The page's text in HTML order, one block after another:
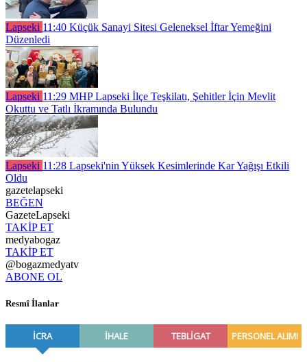
Lapseki 11:40 Küçük Sanayi Sitesi Geleneksel İftar Yemeğini
Düzenledi
Lapseki 11:29 MHP Lapseki İlçe Teşkilatı, Şehitler İçin Mevlit
Okuttu ve Tatlı İkramında Bulundu
Lapseki 11:28 Lapseki'nin Yüksek Kesimlerinde Kar Yağışı Etkili
Oldu
gazetelapseki
BEĞEN
GazeteLapseki
TAKİP ET
medyabogaz
TAKİP ET
@bogazmedyatv
ABONE OL
Resmî İlanlar